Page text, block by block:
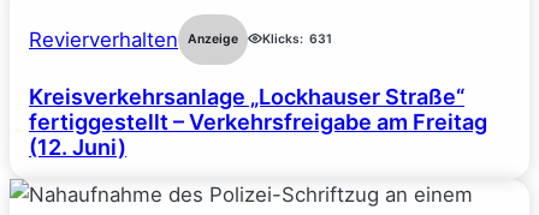
Revierverhalten Anzeige Klicks: 631
Kreisverkehrsanlage „Lockhauser Straße“
fertiggestellt – Verkehrsfreigabe am Freitag
(12. Juni)